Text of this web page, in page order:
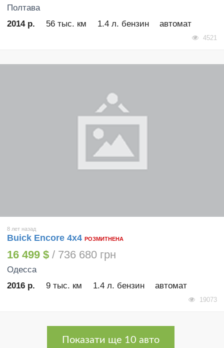
Полтава
2014 р.
56 тыс. км 1.4 л. бензин автомат
4521
8 лет назад
Buick Encore 4х4 РОЗМИТНЕНА
16 499 $ / 736 680 грн
Одесса
2016 р.
9 тыс. км 1.4 л. бензин автомат
19073
Показати ще 10 авто